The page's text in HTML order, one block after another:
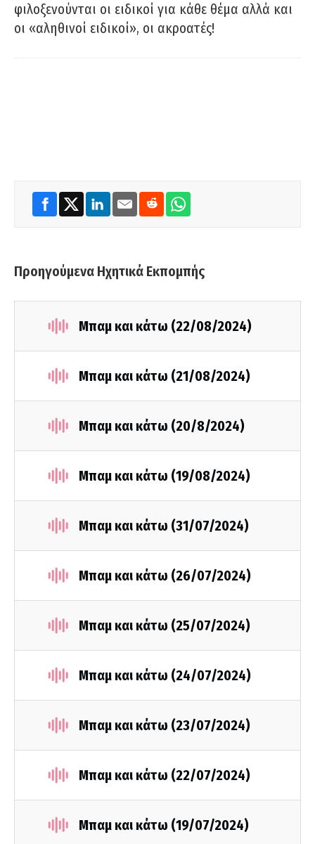
φιλοξενούνται οι ειδικοί για κάθε θέμα αλλά και
οι «αληθινοί ειδικοί», οι ακροατές!
Προηγούμενα Ηχητικά Εκπομπής
Μπαμ και κάτω (22/08/2024)
Μπαμ και κάτω (21/08/2024)
Μπαμ και κάτω (20/8/2024)
Μπαμ και κάτω (19/08/2024)
Μπαμ και κάτω (31/07/2024)
Μπαμ και κάτω (26/07/2024)
Μπαμ και κάτω (25/07/2024)
Μπαμ και κάτω (24/07/2024)
Μπαμ και κάτω (23/07/2024)
Μπαμ και κάτω (22/07/2024)
Μπαμ και κάτω (19/07/2024)